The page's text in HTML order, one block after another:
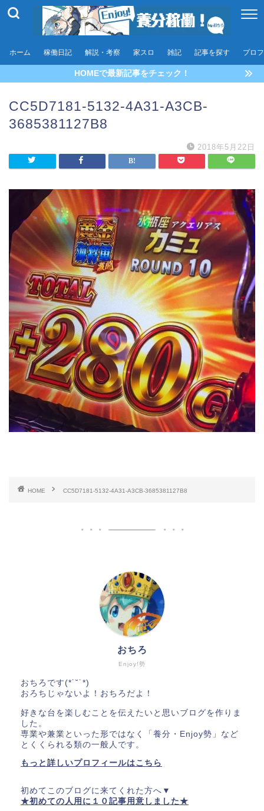
ホーム 稼働日記 解説・考察 家スロ 雑記 記事を探す プロ
HOMEで最新記事をチェック！
CC5D7181-5132-4A31-A3CB-
3685381127B8
2018年5月22日
HOME CC5D7181-5132-4A31-A3CB-3685381127B8
Enjoy!勢
おちろ
おちろです(*˙˘˙*)
おろちじゃないよ！おちろだよ！
好きな台を楽しむことを伝えたいと思いブログを作りま
した。
専業や兼業といった形ではなく「養分・Enjoy勢」など
とくくられる類の一般人です。
もっと詳しいプロフィールはこちら
初めてこのブログに来てくれた方へ▼
★初めての人用に１０記事用意しました★